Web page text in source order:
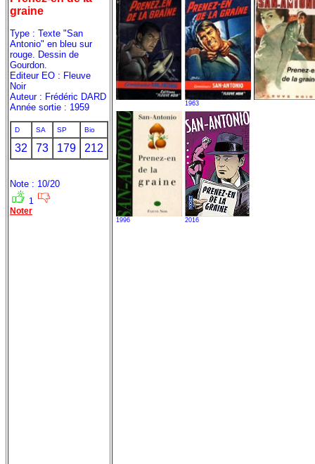
graine
Type : Texte "San
Antonio" en bleu sur
rouge. Dessin de
Gourdon.
Editeur EO : Fleuve
Noir
Auteur : Frédéric DARD
Année sortie : 1959
D SA SP Bio
32 73 179 212
Note : 10/20
1
Noter
1963
1996 2016